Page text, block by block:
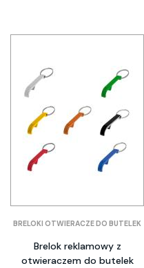
BRELOKI OTWIERACZE DO BUTELEK
Brelok reklamowy z
otwieraczem do butelek